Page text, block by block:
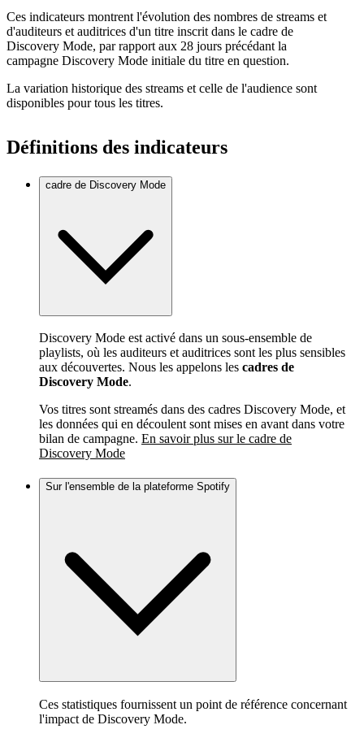
Ces indicateurs montrent l'évolution des nombres de streams et
d'auditeurs et auditrices d'un titre inscrit dans le cadre de
Discovery Mode, par rapport aux 28 jours précédant la
campagne Discovery Mode initiale du titre en question.
La variation historique des streams et celle de l'audience sont
disponibles pour tous les titres.
Définitions des indicateurs
cadre de Discovery Mode
Discovery Mode est activé dans un sous-ensemble de
playlists, où les auditeurs et auditrices sont les plus sensibles
aux découvertes. Nous les appelons les cadres de
Discovery Mode.
Vos titres sont streamés dans des cadres Discovery Mode, et
les données qui en découlent sont mises en avant dans votre
bilan de campagne. En savoir plus sur le cadre de
Discovery Mode
Sur l'ensemble de la plateforme Spotify
Ces statistiques fournissent un point de référence concernant
l'impact de Discovery Mode.